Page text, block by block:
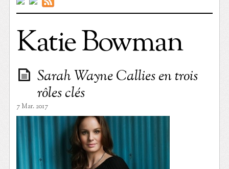
Katie Bowman
Sarah Wayne Callies en trois
rôles clés
7 Mar. 2017